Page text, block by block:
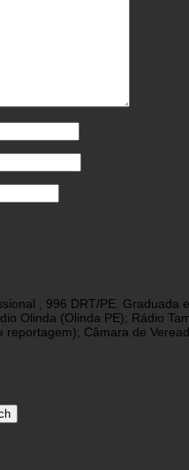
, 996 DRT/PE.
Olinda (Olinda PE); Rádio
reportagem); Câmara de